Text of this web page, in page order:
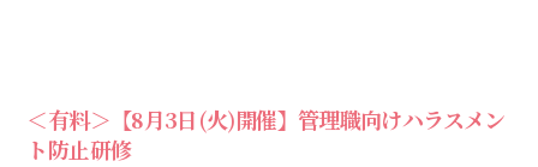
＜有料＞【8月3日(火)開催】管理職向けハラスメン
ト防止研修